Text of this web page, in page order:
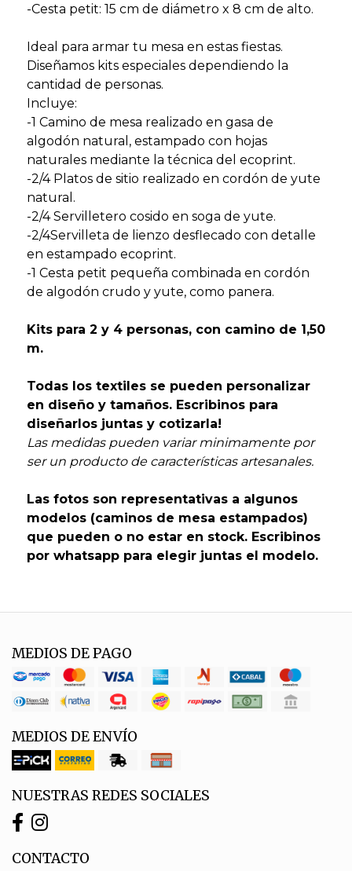
-Cesta petit: 15 cm de diámetro x 8 cm de alto.
Ideal para armar tu mesa en estas fiestas.
Diseñamos kits especiales dependiendo la
cantidad de personas.
Incluye:
-1 Camino de mesa realizado en gasa de
algodón natural, estampado con hojas
naturales mediante la técnica del ecoprint.
-2/4 Platos de sitio realizado en cordón de yute
natural.
-2/4 Servilletero cosido en soga de yute.
-2/4Servilleta de lienzo desflecado con detalle
en estampado ecoprint.
-1 Cesta petit pequeña combinada en cordón
de algodón crudo y yute, como panera.
Kits para 2 y 4 personas, con camino de 1,50
m.
Todas los textiles se pueden personalizar
en diseño y tamaños. Escribinos para
diseñarlos juntas y cotizarla!
Las medidas pueden variar minimamente por
ser un producto de características artesanales.
Las fotos son representativas a algunos
modelos (caminos de mesa estampados)
que pueden o no estar en stock. Escribinos
por whatsapp para elegir juntas el modelo.
MEDIOS DE PAGO
MEDIOS DE ENVÍO
NUESTRAS REDES SOCIALES
CONTACTO